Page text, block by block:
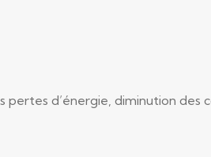
d’énergie, diminution des